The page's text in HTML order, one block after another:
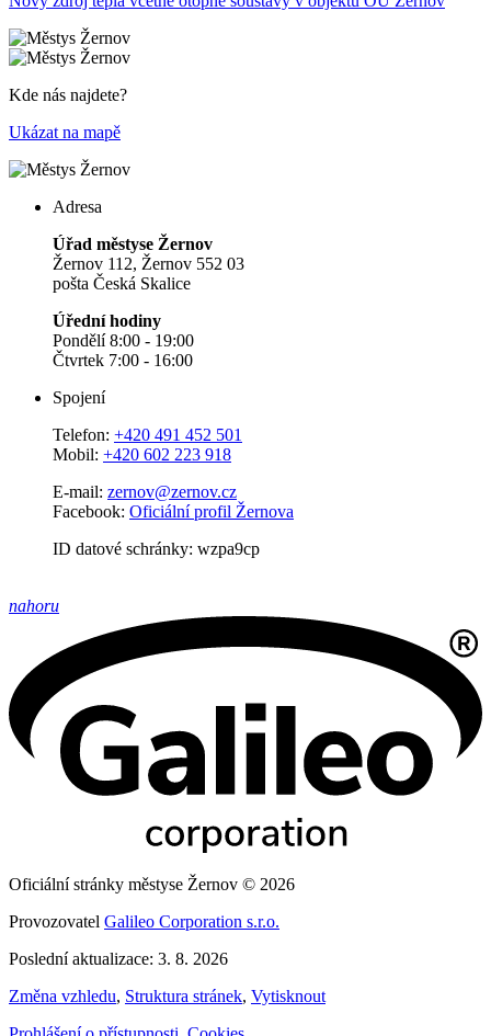
Kde nás najdete?
Ukázat na mapě
Adresa
Úřad městyse Žernov
Žernov 112, Žernov 552 03
pošta Česká Skalice
Úřední hodiny
Pondělí 8:00 - 19:00
Čtvrtek 7:00 - 16:00
Spojení
Telefon: +420 491 452 501
Mobil: +420 602 223 918
E-mail: zernov@zernov.cz
Facebook: Oficiální profil Žernova
ID datové schránky: wzpa9cp
nahoru
Oficiální stránky městyse Žernov © 2026
Provozovatel Galileo Corporation s.r.o.
Poslední aktualizace: 3. 8. 2026
Změna vzhledu, Struktura stránek, Vytisknout